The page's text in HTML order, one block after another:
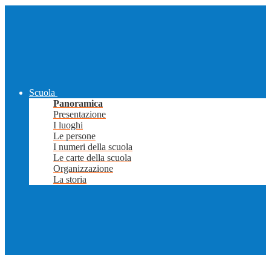
Scuola
Panoramica
Presentazione
I luoghi
Le persone
I numeri della scuola
Le carte della scuola
Organizzazione
La storia